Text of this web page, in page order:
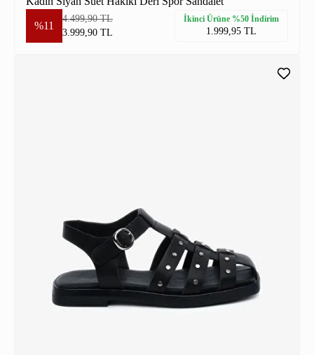
%11
4.499,90 TL
3.999,90 TL
İkinci Ürüne %50 İndirim
1.999,95 TL